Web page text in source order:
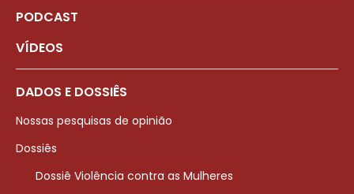
PODCAST
VÍDEOS
DADOS E DOSSIÊS
Nossas pesquisas de opinião
Dossiês
Dossiê Violência contra as Mulheres